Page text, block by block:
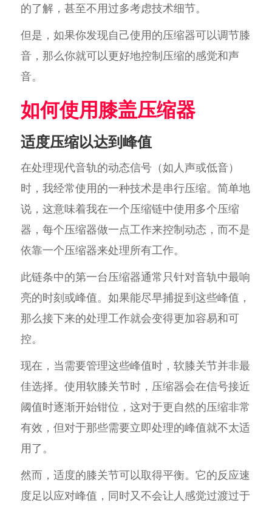
的了解，甚至不用过多考虑技术细节。
但是，如果你发现自己使用的压缩器可以调节膝
音，那么你就可以更好地控制压缩的感觉和声
音。
如何使用膝盖压缩器
适度压缩以达到峰值
在处理现代音轨的动态信号（如人声或低音）
时，我经常使用的一种技术是串行压缩。简单地
说，这意味着我在一个压缩链中使用多个压缩
器，每个压缩器做一点工作来控制动态，而不是
依靠一个压缩器来处理所有工作。
此链条中的第一台压缩器通常只针对音轨中最响
亮的时刻或峰值。如果能尽早捕捉到这些峰值，
那么接下来的处理工作就会变得更加容易和可
控。
现在，当需要管理这些峰值时，软膝关节并非最
佳选择。使用软膝关节时，压缩器会在信号接近
阈值时逐渐开始钳位，这对于更自然的压缩非常
有效，但对于那些需要立即处理的峰值就不太适
用了。
然而，适度的膝关节可以取得平衡。它的反应速
度足以应对峰值，同时又不会让人感觉过渡过于